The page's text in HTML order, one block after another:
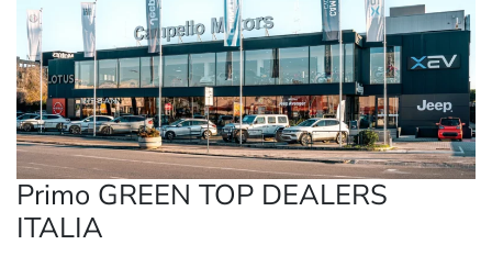
Primo GREEN TOP DEALERS
ITALIA